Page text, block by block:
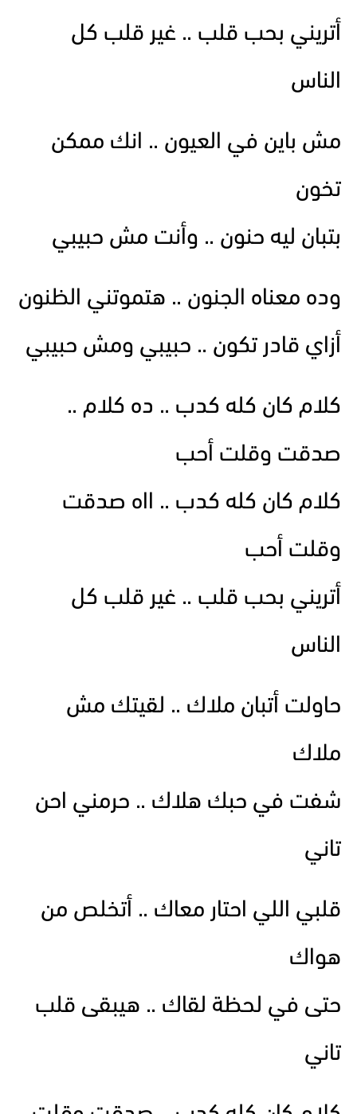
أتريني بحب قلب .. غير قلب كل
الناس
مش باين في العيون .. انك ممكن
تخون
بتبان ليه حنون .. وأنت مش حبيبي
وده معناه الجنون .. هتموتني الظنون
أزاي قادر تكون .. حبيبي ومش حبيبي
كلام كان كله كدب .. ده كلام ..
صدقت وقلت أحب
كلام كان كله كدب .. ااه صدقت
وقلت أحب
أتريني بحب قلب .. غير قلب كل
الناس
حاولت أتبان ملاك .. لقيتك مش
ملاك
شفت في حبك هلاك .. حرمني احن
تاني
قلبي اللي احتار معاك .. أتخلص من
هواك
حتى في لحظة لقاك .. هيبقى قلب
تاني